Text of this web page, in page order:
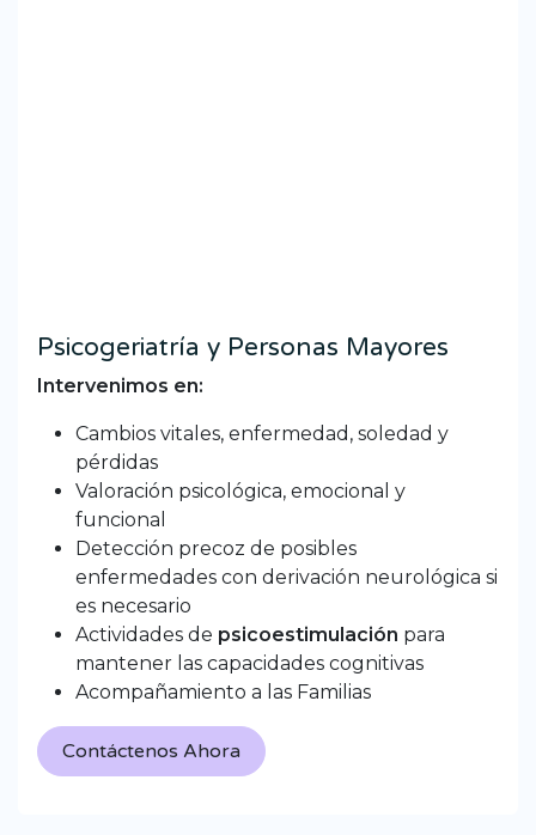
Psicogeriatría y Personas Mayores
Intervenimos en:
Cambios vitales, enfermedad, soledad y
pérdidas
Valoración psicológica, emocional y
funcional
Detección precoz de posibles
enfermedades con derivación neurológica si
es necesario
Actividades de psicoestimulación para
mantener las capacidades cognitivas
Acompañamiento a las Familias
Contáctenos Ahora